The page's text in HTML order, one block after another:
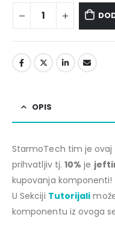
OPIS
StarmoTech tim je
prihvatljiv tj.10% je
kupovanja komponenti!
U Sekciji Tutorijali
komponentu iz ovoga